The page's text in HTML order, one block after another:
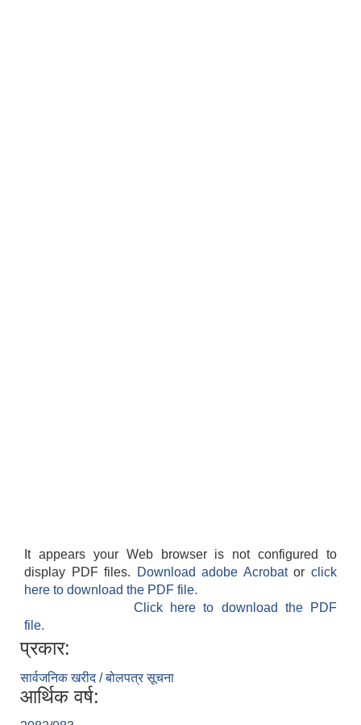
It appears your Web browser is not configured to
display PDF files.
Download adobe Acrobatorclick
here to download the PDF file.
Click here to download the PDF
file.
प्रकार:
सार्वजनिक खरीद / बोलपत्र सूचना
आर्थिक वर्ष: